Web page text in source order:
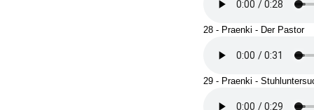
28 - Praenki - Der Pastor
29 - Praenki -